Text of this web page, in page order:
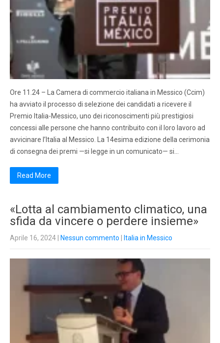
Ore 11.24 – La Camera di commercio italiana in Messico (Ccim)
ha avviato il processo di selezione dei candidati a ricevere il
Premio Italia-Messico, uno dei riconoscimenti più prestigiosi
concessi alle persone che hanno contribuito con il loro lavoro ad
avvicinare l’Italia al Messico. La 14esima edizione della cerimonia
di consegna dei premi —si legge in un comunicato— si…
Read More
«Lotta al cambiamento climatico, una
sfida da vincere o perdere insieme»
Aprile 16, 2024 Nessun commento Italia in Messico